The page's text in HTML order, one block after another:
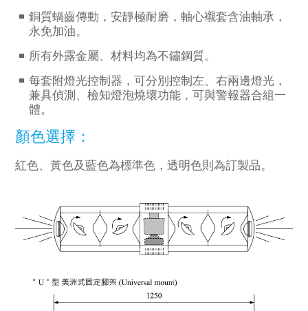
銅質蝸齒傳動，安靜極耐磨，軸心襯套含油軸承，
永免加油。
所有外露金屬、材料均為不鏽鋼質。
每套附燈光控制器，可分別控制左、右兩邊燈光，
兼具偵測、檢知燈泡燒壞功能，可與警報器合組一
體。
顏色選擇：
紅色、黃色及藍色為標準色，透明色則為訂製品。